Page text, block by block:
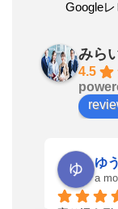
Google
みら
4.5
ゆ
a